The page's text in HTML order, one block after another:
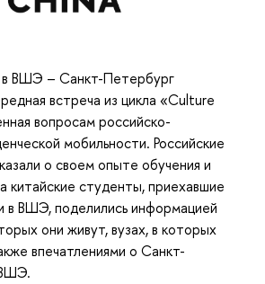
в ВШЭ – Санкт-Петербург
встреча из цикла «Culture
вопросам российско-
мобильности. Российские
о своем опыте обучения и
китайские студенты, приехавшие
в ВШЭ, поделились информацией
они живут, вузах, в которых
впечатлениями о Санкт-